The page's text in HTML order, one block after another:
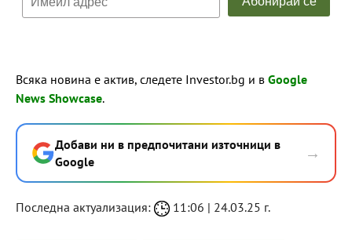
Всяка новина е актив, следете Investor.bg и в Google
News Showcase.
Добави ни в предпочитани източници в
Google
→
Последна актуализация: 11:06 | 24.03.25 г.